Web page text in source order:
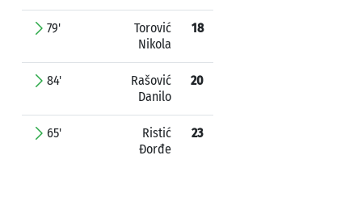
79'
Torović
Nikola
18
84'
Rašović
Danilo
20
65'
Ristić
Đorđe
23